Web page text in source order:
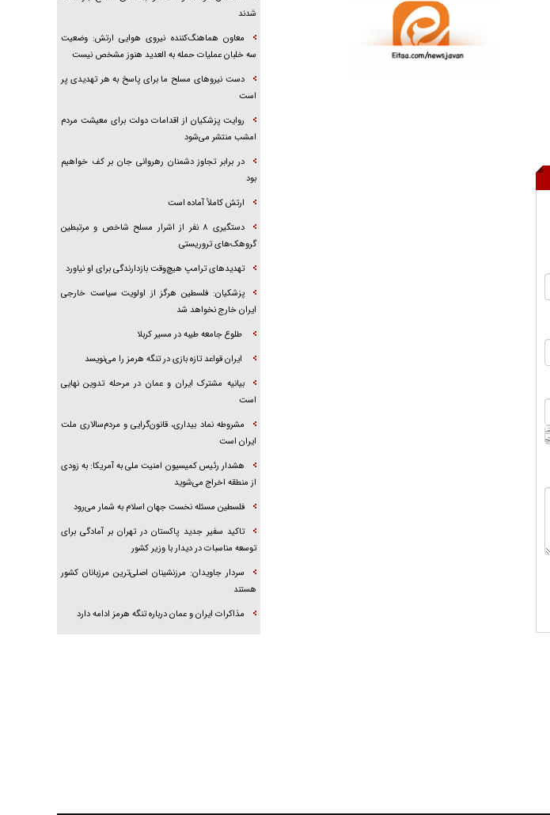
شدند
معاون هماهنگ‌کننده نیروی هوایی ارتش: وضعیت
سه خلبان عملیات حمله به العدید هنوز مشخص نیست
دست نیرو‌های مسلح ما برای پاسخ به هر تهدیدی پر
است
روایت پزشکیان از اقدامات دولت برای معیشت مردم
امشب منتشر می‌شود
در برابر تجاوز دشمنان رهروانی جان بر کف خواهیم
بود
ارتش کاملاً آماده است
دستگیری ۸ نفر از اشرار مسلح شاخص و مرتبطین
گروهک‌های تروریستی
تهدید‌های ترامپ هیچ‌وقت بازدارندگی برای او نیاورد
پزشکیان: فلسطین هرگز از اولویت سیاست خارجی
ایران خارج نخواهد شد
طلوع جامعه طیبه در مسیر کربلا
ایران قواعد تازه بازی در تنگه هرمز را می‌نویسد
بیانیه مشترک ایران و عمان در مرحله تدوین نهایی
است
مشروطه نماد بیداری، قانون‌گرایی و مردم‌سالاری ملت
ایران است
هشدار رئیس کمیسیون امنیت ملی به آمریکا: به زودی
از منطقه اخراج می‌شوید
فلسطین مسئله نخست جهان اسلام به شمار می‌رود
تاکید سفیر جدید پاکستان در تهران بر آمادگی برای
توسعه مناسبات در دیدار با وزیر کشور
سردار جاویدان: مرزنشینان اصلی‌ترین مرزبانان کشور
هستند
مذاکرات ایران و عمان درباره تنگه هرمز ادامه دارد